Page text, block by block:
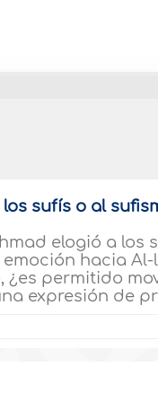
sufís o al
elogió a los
hacia Al-
¿es permitido
expresión de